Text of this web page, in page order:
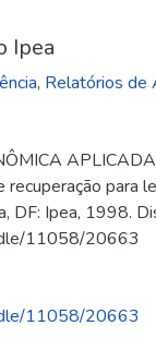
Ipea
, Relatórios de
para
DF: Ipea, 1998.
11058/20663
11058/20663